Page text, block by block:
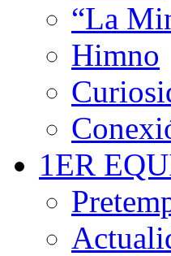
“La
Himno
1ER